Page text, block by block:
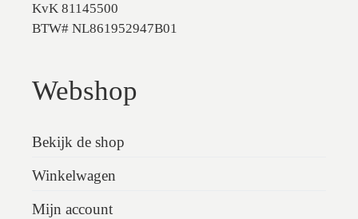
KvK 81145500
BTW# NL861952947B01
Webshop
Bekijk de shop
Winkelwagen
Mijn account